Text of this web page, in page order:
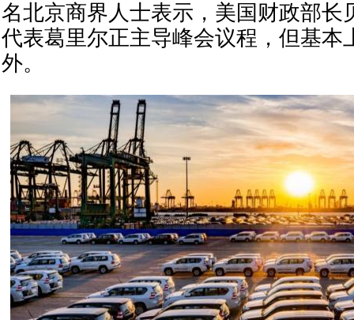
名北京商界人士表示，美国财政部长
代表葛里尔正主导峰会议程，但基本
外。